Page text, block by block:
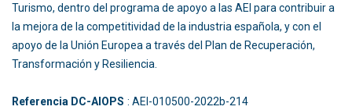
Turismo, dentro del programa de apoyo a las AEI para contribuir a
la mejora de la competitividad de la industria española, y con el
apoyo de la Unión Europea a través del Plan de Recuperación,
Transformación y Resiliencia.
Referencia DC-AIOPS : AEI-010500-2022b-214